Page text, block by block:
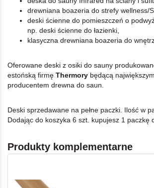
drewniana boazeria do strefy wellness/
deski ścienne do pomieszczeń o
np. deski ścienne do łazienki,
klasyczna drewniana boazeria do
Oferowane deski z osiki do sauny
estońską firmę Thermory będącą
producentem drewna do saun.
Deski sprzedawane na pełne paczki. Ilość w
Dodając do koszyka 6 szt. kupujesz 1 paczkę
Produkty komplementarne